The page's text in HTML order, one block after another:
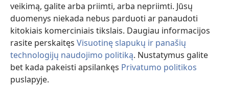
veikimą, galite arba priimti, arba nepriimti. Jūsų
duomenys niekada nebus parduoti ar panaudoti
kitokiais komerciniais tikslais. Daugiau informacijos
rasite perskaitęs Visuotinę slapukų ir panašių
technologijų naudojimo politiką. Nustatymus galite
bet kada pakeisti apsilankęs Privatumo politikos
puslapyje.
Watchtower Library
Copyright© 2026 Watch Tower Bible and Tract Society of Pennsylvania.
NAUDOJIMOSI SVETAINE SĄLYGOS